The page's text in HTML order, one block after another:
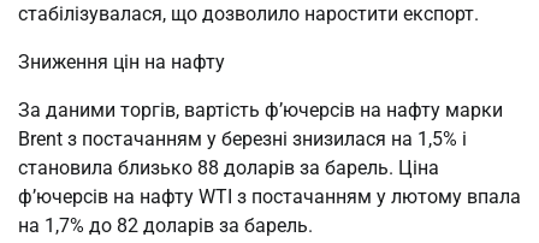
стабілізувалася, що дозволило наростити експорт.
Зниження цін на нафту
За даними торгів, вартість ф’ючерсів на нафту марки
Brent з постачанням у березні знизилася на 1,5% і
становила близько 88 доларів за барель. Ціна
ф’ючерсів на нафту WTI з постачанням у лютому впала
на 1,7% до 82 доларів за барель.